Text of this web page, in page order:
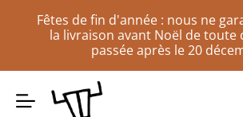
Fêtes de fin d'année : nous ne
la livraison avant Noël de toute
passée après le 20